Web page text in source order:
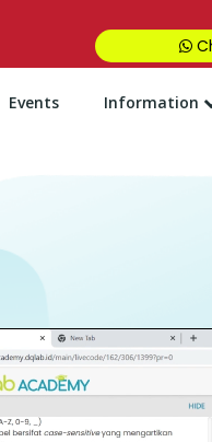
Events Information